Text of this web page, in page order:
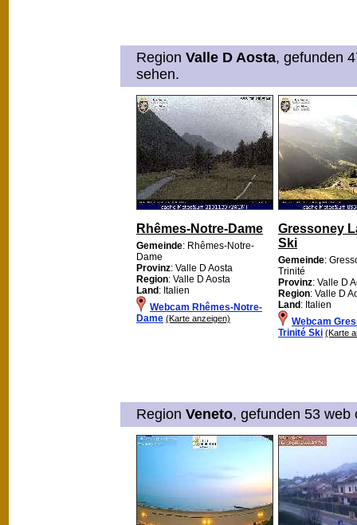
Region Valle D Aosta, gefunden
sehen.
Rhêmes-Notre-Dame
Gemeinde: Rhêmes-Notre-
Dame
Provinz: Valle D Aosta
Region: Valle D Aosta
Land: Italien
Webcam Rhêmes-Notre-
Dame (Karte anzeigen)
Gressoney
Ski
Gemeinde:
Trinité
Provinz: Valle D
Region: Valle D
Land: Italien
Webcam
Trinité Ski (Karte
Region Veneto, gefunden 53 web